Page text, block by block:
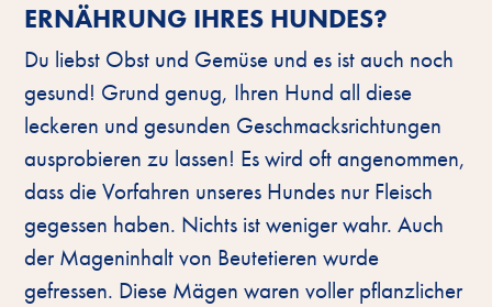
ERNÄHRUNG IHRES HUNDES?
Du liebst Obst und Gemüse und es ist auch noch
gesund! Grund genug, Ihren Hund all diese
leckeren und gesunden Geschmacksrichtungen
ausprobieren zu lassen! Es wird oft angenommen,
dass die Vorfahren unseres Hundes nur Fleisch
gegessen haben. Nichts ist weniger wahr. Auch
der Mageninhalt von Beutetieren wurde
gefressen. Diese Mägen waren voller pflanzlicher